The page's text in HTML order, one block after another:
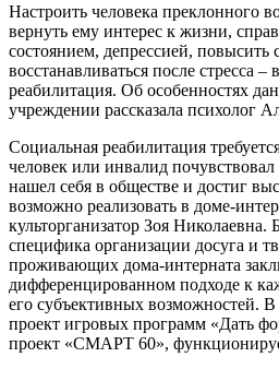
Настроить человека преклонного
вернуть ему интерес к жизни,
состоянием, депрессией, повысить
восстанавливаться после стресса –
реабилитация. Об особенностях
учреждении рассказала психолог
Социальная реабилитация
человек или инвалид
нашел себя в обществе и достиг
возможно реализовать в доме-
культорганизатор Зоя Николаевна.
специфика организации досуга и
проживающих дома-интерната
дифференцированном подходе к
его субъективных возможностей.
проект игровых программ «Дать
проект «СМАРТ 60»,